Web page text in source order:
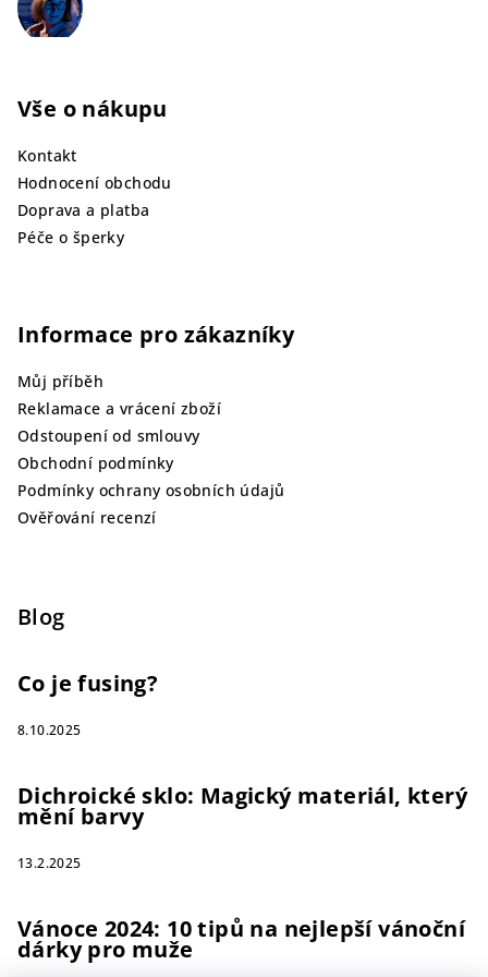
Vše o nákupu
Kontakt
Hodnocení obchodu
Doprava a platba
Péče o šperky
Informace pro zákazníky
Můj příběh
Reklamace a vrácení zboží
Odstoupení od smlouvy
Obchodní podmínky
Podmínky ochrany osobních údajů
Ověřování recenzí
Blog
Co je fusing?
8.10.2025
Dichroické sklo: Magický materiál, který
mění barvy
13.2.2025
Vánoce 2024: 10 tipů na nejlepší vánoční
dárky pro muže